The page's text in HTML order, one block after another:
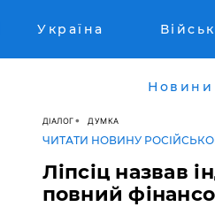
Україна
Новини
ДІАЛОГ ДУМКА
ЧИТАТИ НОВИНУ
Ліпсіц назвав
повний